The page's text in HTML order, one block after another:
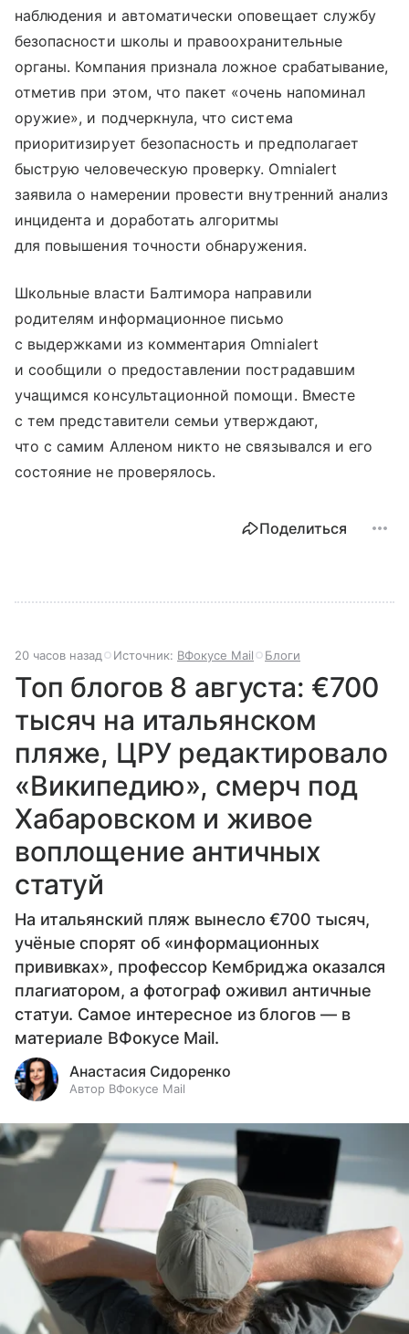
наблюдения и автоматически оповещает службу
безопасности школы и правоохранительные
органы. Компания признала ложное срабатывание,
отметив при этом, что пакет «очень напоминал
оружие», и подчеркнула, что система
приоритизирует безопасность и предполагает
быструю человеческую проверку. Omnialert
заявила о намерении провести внутренний анализ
инцидента и доработать алгоритмы
для повышения точности обнаружения.
Школьные власти Балтимора направили
родителям информационное письмо
с выдержками из комментария Omnialert
и сообщили о предоставлении пострадавшим
учащимся консультационной помощи. Вместе
с тем представители семьи утверждают,
что с самим Алленом никто не связывался и его
состояние не проверялось.
Поделиться
20 часов назад Источник: ВФокусе Mail Блоги
Топ блогов 8 августа: €700
тысяч на итальянском
пляже, ЦРУ редактировало
«Википедию», смерч под
Хабаровском и живое
воплощение античных
статуй
На итальянский пляж вынесло €700 тысяч,
учёные спорят об «информационных
прививках», профессор Кембриджа оказался
плагиатором, а фотограф оживил античные
статуи. Самое интересное из блогов — в
материале ВФокусе Mail.
Анастасия Сидоренко
Автор ВФокусе Mail